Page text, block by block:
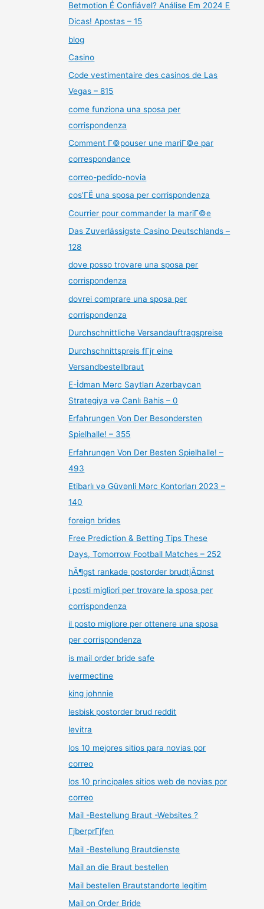
Betmotion É Confiável? Análise Em 2024 E
Dicas! Apostas – 15
blog
Casino
Code vestimentaire des casinos de Las
Vegas – 815
come funziona una sposa per
corrispondenza
Comment Г©pouser une mariГ©e par
correspondance
correo-pedido-novia
cos'ГЁ una sposa per corrispondenza
Courrier pour commander la mariГ©e
Das Zuverlässigste Casino Deutschlands –
128
dove posso trovare una sposa per
corrispondenza
dovrei comprare una sposa per
corrispondenza
Durchschnittliche Versandauftragspreise
Durchschnittspreis fГјr eine
Versandbestellbraut
E-İdman Mərc Saytları Azerbaycan
Strategiya və Canlı Bahis – 0
Erfahrungen Von Der Besondersten
Spielhalle! – 355
Erfahrungen Von Der Besten Spielhalle! –
493
Etibarlı və Güvənli Mərc Kontorları 2023 –
140
foreign brides
Free Prediction & Betting Tips These
Days, Tomorrow Football Matches – 252
hÃ¶gst rankade postorder brudtjÃ¤nst
i posti migliori per trovare la sposa per
corrispondenza
il posto migliore per ottenere una sposa
per corrispondenza
is mail order bride safe
ivermectine
king johnnie
lesbisk postorder brud reddit
levitra
los 10 mejores sitios para novias por
correo
los 10 principales sitios web de novias por
correo
Mail -Bestellung Braut -Websites ?
ГјberprГјfen
Mail -Bestellung Brautdienste
Mail an die Braut bestellen
Mail bestellen Brautstandorte legitim
Mail on Order Bride